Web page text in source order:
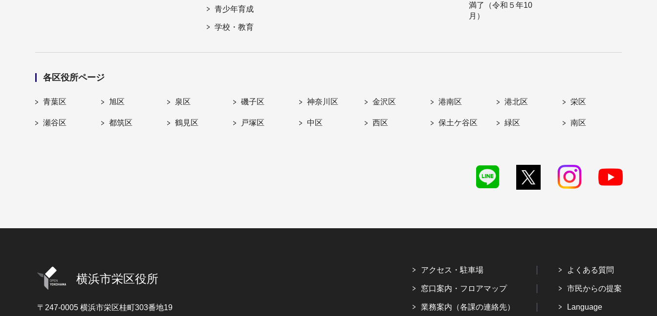
青少年育成
学校・教育
満了（令和５年10
月）
各区役所ページ
青葉区 旭区 泉区 磯子区 神奈川区 金沢区 港南区 港北区 栄区
瀬谷区 都筑区 鶴見区 戸塚区 中区 西区 保土ケ谷区 緑区 南区
横浜市栄区役所
〒247-0005 横浜市栄区桂町303番地19
アクセス・駐車場
窓口案内・フロアマップ
業務案内（各課の連絡先）
よくある質問
市民からの提案
Language